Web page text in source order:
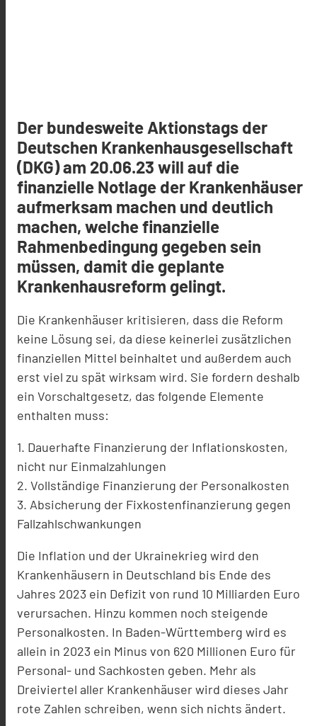
Der bundesweite Aktionstags der
Deutschen Krankenhausgesellschaft
(DKG) am 20.06.23 will auf die
finanzielle Notlage der Krankenhäuser
aufmerksam machen und deutlich
machen, welche finanzielle
Rahmenbedingung gegeben sein
müssen, damit die geplante
Krankenhausreform gelingt.
Die Krankenhäuser kritisieren, dass die Reform
keine Lösung sei, da diese keinerlei zusätzlichen
finanziellen Mittel beinhaltet und außerdem auch
erst viel zu spät wirksam wird. Sie fordern deshalb
ein Vorschaltgesetz, das folgende Elemente
enthalten muss:
1. Dauerhafte Finanzierung der Inflationskosten,
nicht nur Einmalzahlungen
2. Vollständige Finanzierung der Personalkosten
3. Absicherung der Fixkostenfinanzierung gegen
Fallzahlschwankungen
Die Inflation und der Ukrainekrieg wird den
Krankenhäusern in Deutschland bis Ende des
Jahres 2023 ein Defizit von rund 10 Milliarden Euro
verursachen. Hinzu kommen noch steigende
Personalkosten. In Baden-Württemberg wird es
allein in 2023 ein Minus von 620 Millionen Euro für
Personal- und Sachkosten geben. Mehr als
Dreiviertel aller Krankenhäuser wird dieses Jahr
rote Zahlen schreiben, wenn sich nichts ändert.